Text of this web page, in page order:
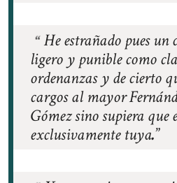
He estrañado pues
ligero y punible como
ordenanzas y de cierto
cargos al mayor
Gómez sino supiera que
exclusivamente tuya.